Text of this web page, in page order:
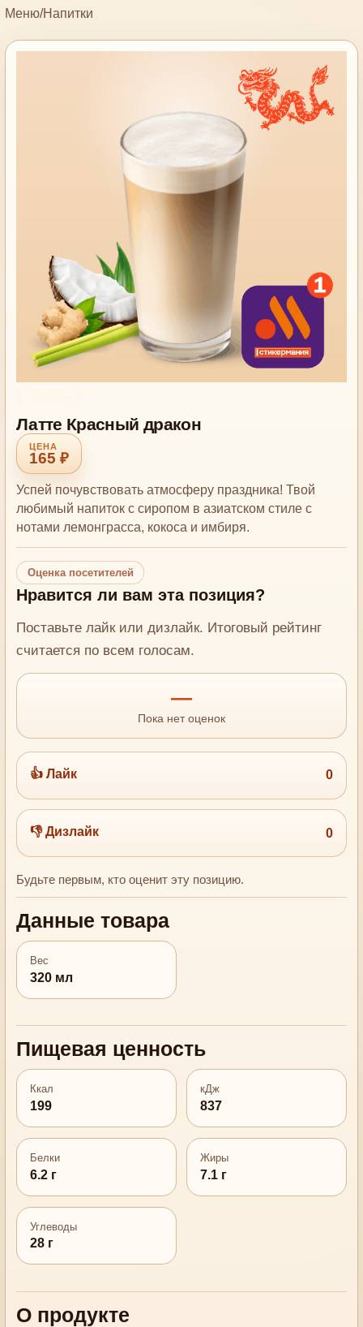
Меню/Напитки
Латте Красный дракон
165 ₽
Успей почувствовать атмосферу праздника! Твой
любимый напиток с сиропом в азиатском стиле с
нотами лемонграсса, кокоса и имбиря.
Оценка посетителей
Нравится ли вам эта позиция?
Поставьте лайк или дизлайк. Итоговый рейтинг
считается по всем голосам.
—
Пока нет оценок
👍 Лайк 0
👎 Дизлайк 0
Будьте первым, кто оценит эту позицию.
Данные товара
Вес
320 мл
Пищевая ценность
Ккал
199
кДж
837
Белки
6.2 г
Жиры
7.1 г
Углеводы
28 г
О продукте